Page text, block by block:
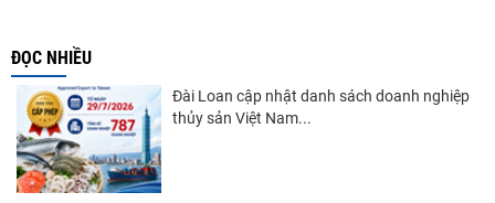
ĐỌC NHIỀU
Đài Loan cập nhật danh sách doanh nghiệp
thủy sản Việt Nam...